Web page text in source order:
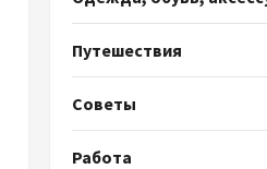
Путешествия
Советы
Работа